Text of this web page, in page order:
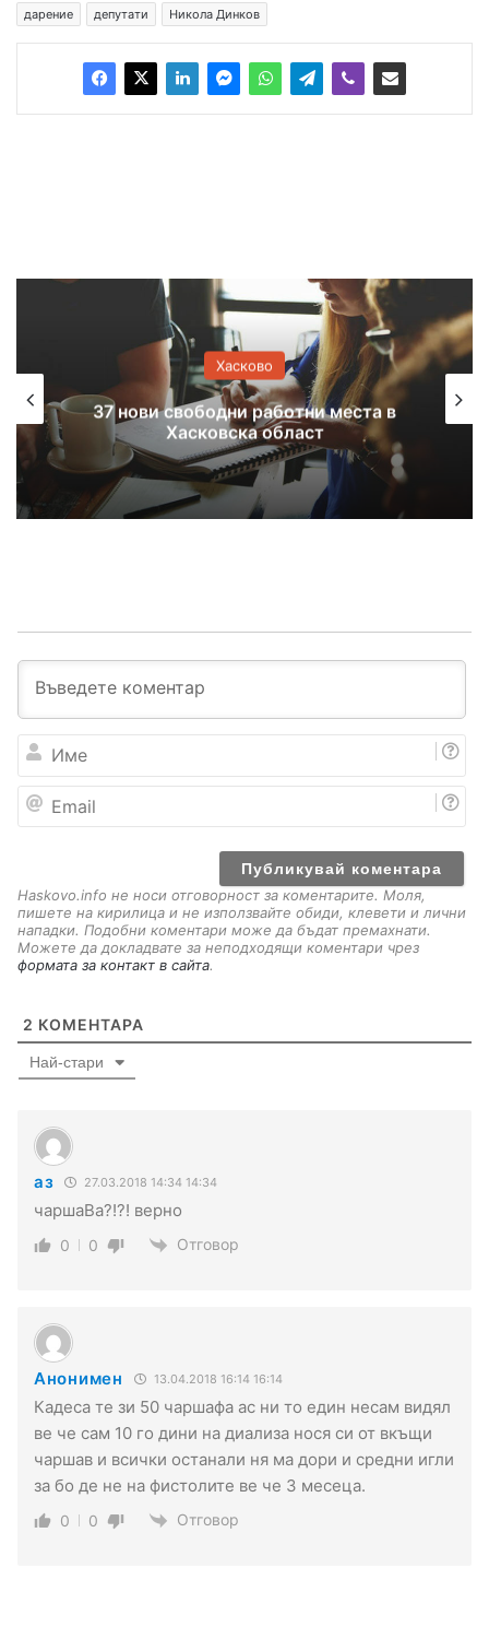
дарение
депутати Никола Динков
Хасково
Спука се главен водопровод в
Хасково
е
a
Haskovo.info не носи отговорност за коментарите. Моля,
пишете на кирилица и не използвайте обиди, клевети и лични
нападки. Подобни коментари може да бъдат премахнати.
Можете да докладвате за неподходящи коментари чрез
формата за контакт в сайта.
2 КОМЕНТАРА
Най-стари
аз 27.03.2018 14:34 14:34
чаршаВа?!?! верно
0 0 Отговор
Анонимен 13.04.2018 16:14 16:14
Кадеса те зи 50 чаршафа ас ни то един несам видял
ве че сам 10 го дини на диализа нося си от вкъщи
чаршав и всички останали ня ма дори и средни игли
за бо де не на фистолите ве че 3 месеца.
0 0 Отговор